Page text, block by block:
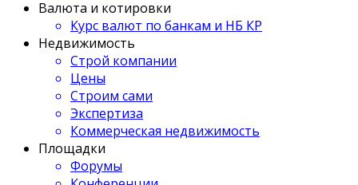
Валюта и котировки
Курс валют по банкам и НБ КР
Недвижимость
Строй компании
Цены
Строим сами
Экспертиза
Коммерческая недвижимость
Площадки
Форумы